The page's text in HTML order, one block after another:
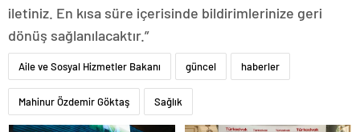
iletiniz. En kısa süre içerisinde bildirimlerinize geri
dönüş sağlanılacaktır.”
Aile ve Sosyal Hizmetler Bakanı güncel haberler
Mahinur Özdemir Göktaş Sağlık